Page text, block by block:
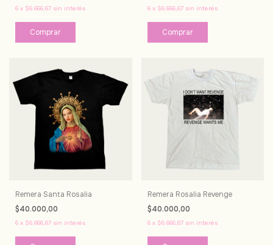
6 x $6.666,67 sin interés
Comprar
6 x $6.666,67 sin interés
Comprar
Remera Santa Rosalia
$40.000,00
6 x $6.666,67 sin interés
Remera Rosalia Revenge
$40.000,00
6 x $6.666,67 sin interés